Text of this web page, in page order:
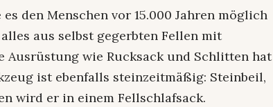
den Menschen vor 15.000 Jahren möglich
aus selbst gegerbten Fellen mit
Ausrüstung wie Rucksack und Schlitten hat
ist ebenfalls steinzeitmäßig: Steinbeil,
wird er in einem Fellschlafsack.